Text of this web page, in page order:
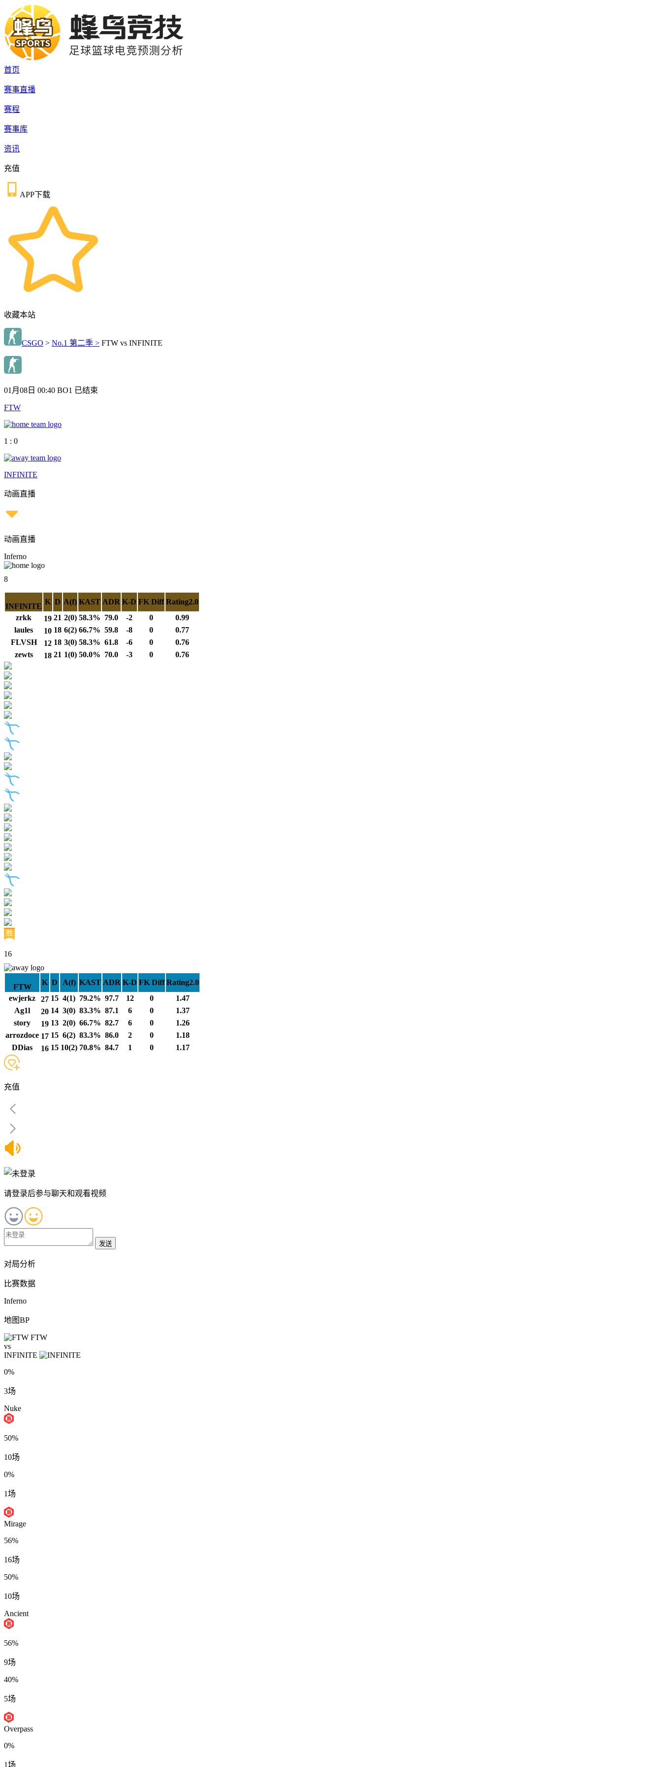
首页
赛事直播
赛程
赛事库
资讯
充值
APP下载
收藏本站
CSGO > No.1 第二季 > FTW vs INFINITE
01月08日 00:40 BO1 已结束
FTW
1 : 0
INFINITE
动画直播
动画直播
Inferno
8
INFINITE
K D A(f) KAST ADR K-D FK Diff Rating2.0
zrkk
19 21 2(0) 58.3% 79.0 -2 0
0.99
laules
10 18 6(2) 66.7% 59.8 -8 0
0.77
FLVSH
12 18 3(0) 58.3% 61.8 -6 0
0.76
zewts
18 21 1(0) 50.0% 70.0 -3 0 0.76
16
FTW
K D A(f) KAST ADR K-D FK Diff Rating2.0
ewjerkz
27 15 4(1) 79.2% 97.7 12 0
1.47
Ag1l
20 14 3(0) 83.3% 87.1 6 0
1.37
story
19 13 2(0) 66.7% 82.7 6 0
1.26
arrozdoce 17 15 6(2) 83.3% 86.0 2 0
1.18
DDias
16 15 10(2) 70.8% 84.7 1 0 1.17
充值
请登录后参与聊天和观看视频
发送
对局分析
比赛数据
Inferno
地图BP
FTW
vs
INFINITE
0%
3场
Nuke
50%
10场
0%
1场
Mirage
56%
16场
50%
10场
Ancient
56%
9场
40%
5场
Overpass
0%
1场